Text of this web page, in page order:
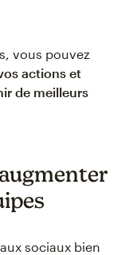
vous pouvez
actions et
de meilleurs
sociaux bien